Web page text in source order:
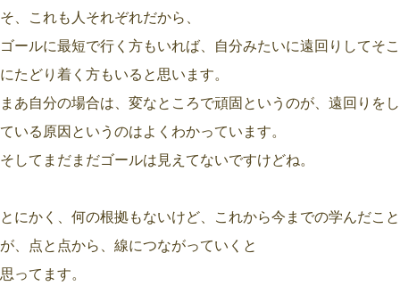
そ、これも人それぞれだから、
ゴールに最短で行く方もいれば、自分みたいに遠回りしてそこ
にたどり着く方もいると思います。
まあ自分の場合は、変なところで頑固というのが、遠回りをし
ている原因というのはよくわかっています。
そしてまだまだゴールは見えてないですけどね。
とにかく、何の根拠もないけど、これから今までの学んだこと
が、点と点から、線につながっていくと
思ってます。